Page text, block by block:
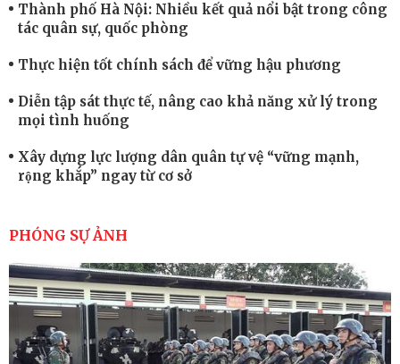
Thành phố Hà Nội: Nhiều kết quả nổi bật trong công
tác quân sự, quốc phòng
Thực hiện tốt chính sách để vững hậu phương
Diễn tập sát thực tế, nâng cao khả năng xử lý trong
mọi tình huống
Xây dựng lực lượng dân quân tự vệ “vững mạnh,
rộng khắp” ngay từ cơ sở
cao sức mạnh chiến đấu
Tiểu đoàn Thiết giáp hoàn thành tốt diễn tập chiến
thuật có bắn đạn thật
Nơi sinh viên rèn ý trí, luyện kỹ năng
PHÓNG SỰ ẢNH